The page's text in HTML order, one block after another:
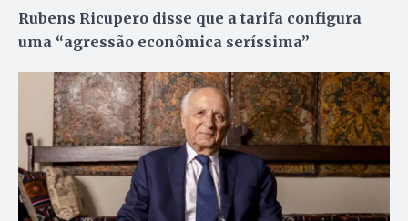
Rubens Ricupero disse que a tarifa configura
uma “agressão econômica seríssima”